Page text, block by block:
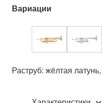
Вариации
Раструб: жёлтая